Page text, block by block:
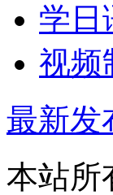
学日
视频
最新发
本站所